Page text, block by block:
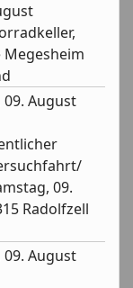
09. August
09.
Radolfzell
09. August